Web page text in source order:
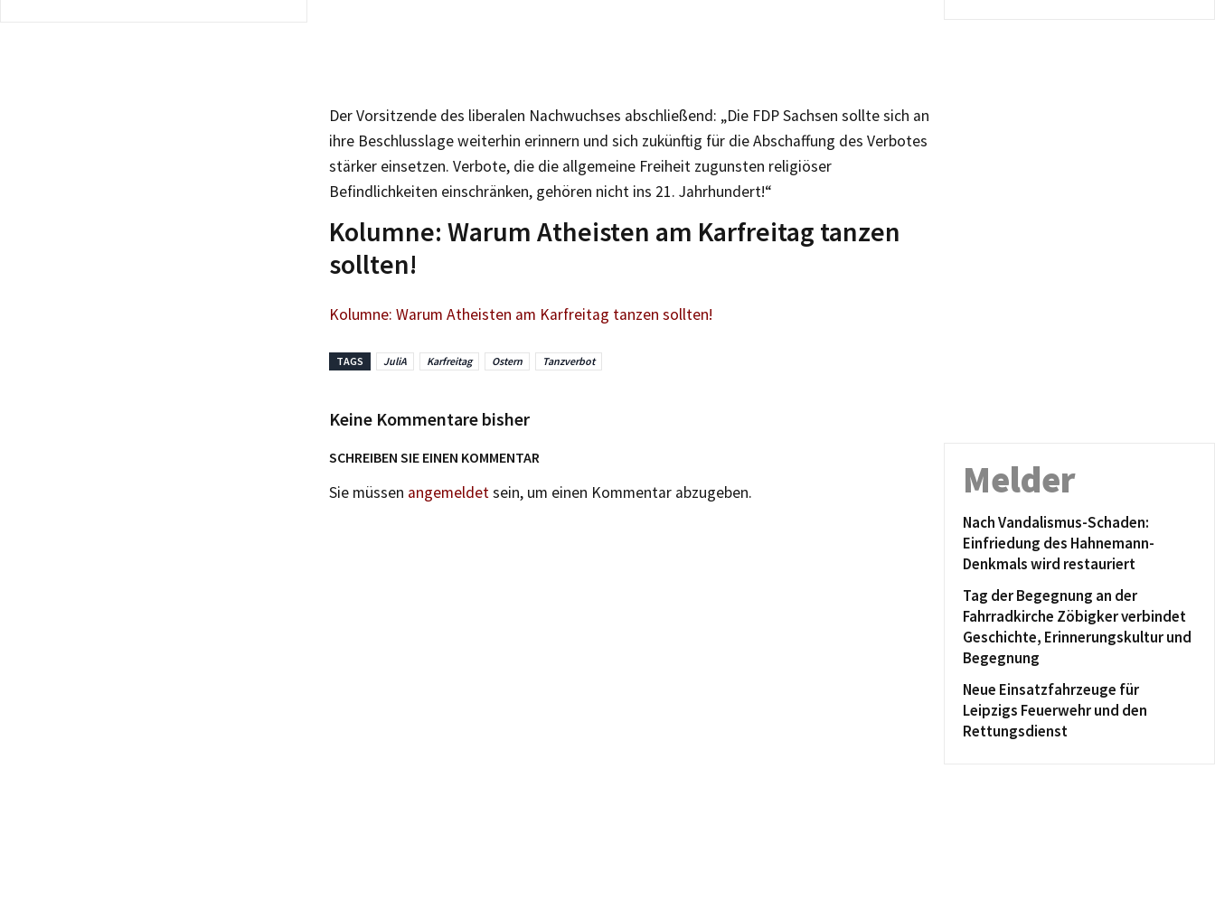
Der Vorsitzende des liberalen Nachwuchses abschließend: „Die FDP Sachsen sollte sich an
ihre Beschlusslage weiterhin erinnern und sich zukünftig für die Abschaffung des Verbotes
stärker einsetzen. Verbote, die die allgemeine Freiheit zugunsten religiöser
Befindlichkeiten einschränken, gehören nicht ins 21. Jahrhundert!“
Kolumne: Warum Atheisten am Karfreitag tanzen
sollten!
Kolumne: Warum Atheisten am Karfreitag tanzen sollten!
TAGS JuliA Karfreitag Ostern Tanzverbot
Keine Kommentare bisher
SCHREIBEN SIE EINEN KOMMENTAR
Sie müssen angemeldetsein, um einen Kommentar abzugeben. Melder
Nach Vandalismus-Schaden:
Einfriedung des Hahnemann-
Denkmals wird restauriert
Tag der Begegnung an der
Fahrradkirche Zöbigker verbindet
Geschichte, Erinnerungskultur und
Begegnung
Neue Einsatzfahrzeuge für
Leipzigs Feuerwehr und den
Rettungsdienst